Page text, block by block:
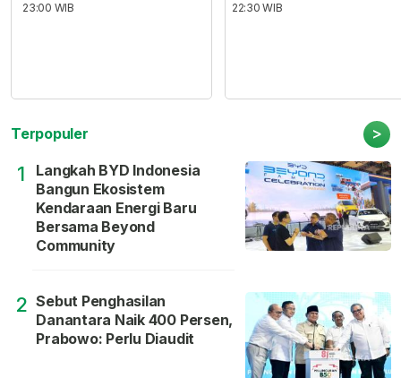
23:00 WIB
22:30 WIB
Terpopuler >
1
Langkah BYD Indonesia
Bangun Ekosistem
Kendaraan Energi Baru
Bersama Beyond
Community
2 Sebut Penghasilan
Danantara Naik 400 Persen,
Prabowo: Perlu Diaudit